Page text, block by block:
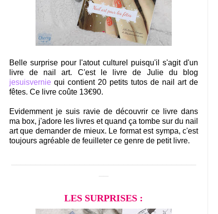
Belle surprise pour l'atout culturel puisqu'il s'agit d'un
livre de nail art. C'est le livre de Julie du blog
jesuisverniequi contient 20 petits tutos de nail art de
fêtes. Ce livre coûte 13€90.
Evidemment je suis ravie de découvrir ce livre dans
ma box, j'adore les livres et quand ça tombe sur du nail
art que demander de mieux. Le format est sympa, c'est
toujours agréable de feuilleter ce genre de petit livre.
LES SURPRISES :